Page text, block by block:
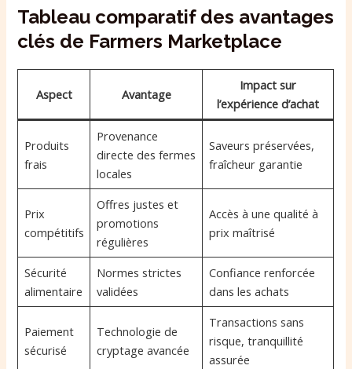
Tableau comparatif des avantages
clés de Farmers Marketplace
Aspect Avantage
Impact sur
l’expérience d’achat
Produits
frais
Provenance
directe des fermes
locales
Saveurs préservées,
fraîcheur garantie
Prix
compétitifs
Offres justes et
promotions
régulières
Accès à une qualité à
prix maîtrisé
Sécurité
alimentaire
Normes strictes
validées
Confiance renforcée
dans les achats
Paiement
sécurisé
Technologie de
cryptage avancée
Transactions sans
risque, tranquillité
assurée